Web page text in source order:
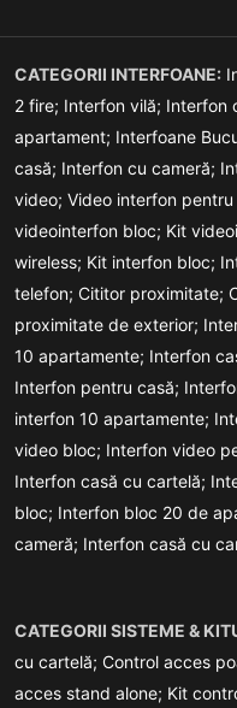
CATEGORII INTERFOANE:
2 fire; Interfon vilă; Interfon
apartament; Interfoane
casă; Interfon cu cameră;
video; Video interfon pentru
videointerfon bloc; Kit
wireless; Kit interfon bloc;
telefon; Cititor proximitate;
proximitate de exterior;
10 apartamente; Interfon
Interfon pentru casă;
interfon 10 apartamente;
video bloc; Interfon video
Interfon casă cu cartelă;
bloc; Interfon bloc 20 de
cameră; Interfon casă cu
CATEGORII SISTEME &
cu cartelă; Control acces
acces stand alone; Kit